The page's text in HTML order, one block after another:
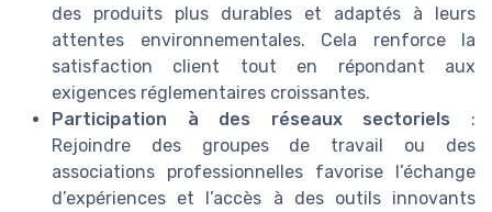
des produits plus durables et adaptés à leurs
attentes environnementales. Cela renforce la
satisfaction client tout en répondant aux
exigences réglementaires croissantes.
Participation à des réseaux sectoriels :
Rejoindre des groupes de travail ou des
associations professionnelles favorise l’échange
d’expériences et l’accès à des outils innovants